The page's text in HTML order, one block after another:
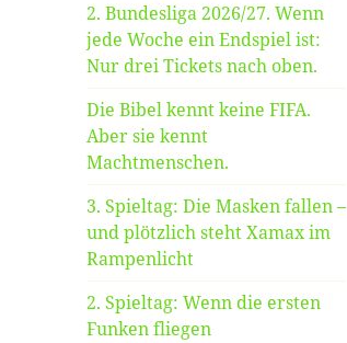
2. Bundesliga 2026/27. Wenn
jede Woche ein Endspiel ist:
Nur drei Tickets nach oben.
Die Bibel kennt keine FIFA.
Aber sie kennt
Machtmenschen.
3. Spieltag: Die Masken fallen –
und plötzlich steht Xamax im
Rampenlicht
2. Spieltag: Wenn die ersten
Funken fliegen